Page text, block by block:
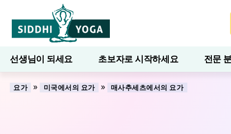
선생님이 되세요 초보자로 시작하세요 전문
7일간의 웰니스 블로그 배우다
요가 » 미국에서의 요가 » 매사추세츠에서의 요가